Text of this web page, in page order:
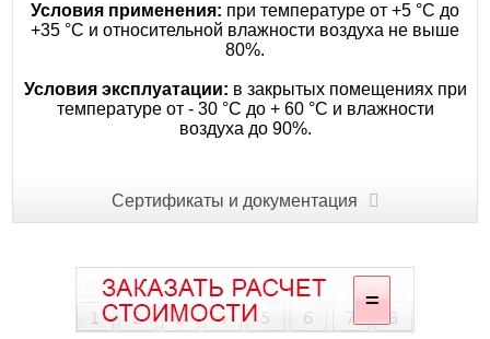
Условия применения: при температуре от +5 °С до
+35 °С и относительной влажности воздуха не выше
80%.
Условия эксплуатации: в закрытых помещениях при
температуре от - 30 °С до + 60 °С и влажности
воздуха до 90%.
Сертификаты и документация